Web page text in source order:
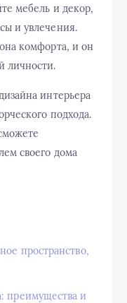
мебель и декор,
и увлечения.
комфорта, и он
личности.
интерьера
подхода.
своего дома
пространство,
преимущества и